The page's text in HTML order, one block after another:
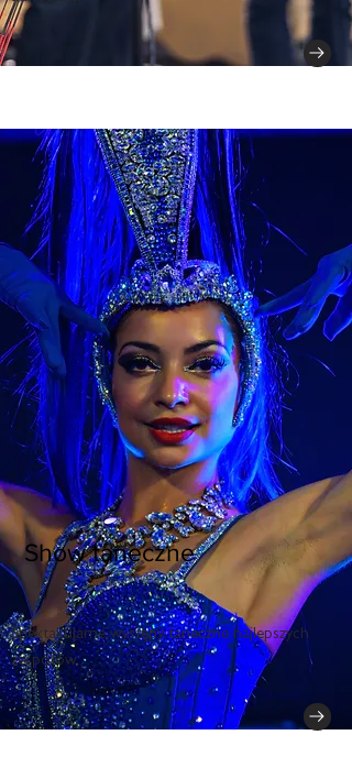
Show taneczne
Spektakularne występy taneczne najlepszych
zespołów.